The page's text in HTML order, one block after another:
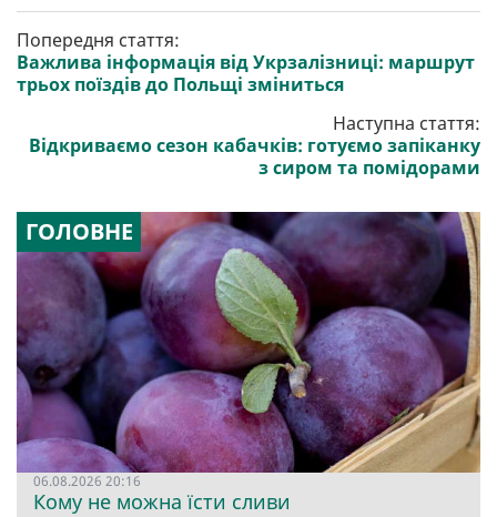
Попередня стаття:
Важлива інформація від Укрзалізниці: маршрут
трьох поїздів до Польщі зміниться
Наступна стаття:
Відкриваємо сезон кабачків: готуємо запіканку
з сиром та помідорами
ГОЛОВНЕ
06.08.2026 20:16
Кому не можна їсти сливи